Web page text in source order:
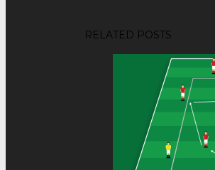
RELATED POSTS